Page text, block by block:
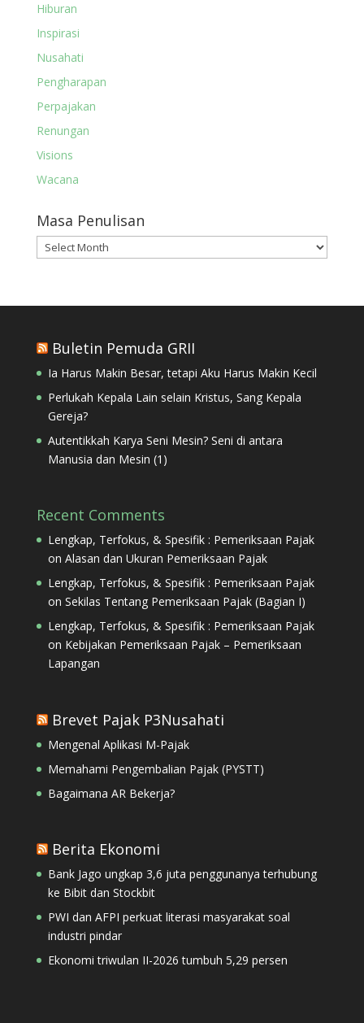
Hiburan
Inspirasi
Nusahati
Pengharapan
Perpajakan
Renungan
Visions
Wacana
Masa Penulisan
Masa
Penulisan
Buletin Pemuda GRII
Ia Harus Makin Besar, tetapi Aku Harus Makin Kecil
Perlukah Kepala Lain selain Kristus, Sang Kepala
Gereja?
Autentikkah Karya Seni Mesin? Seni di antara
Manusia dan Mesin (1)
Recent Comments
Lengkap, Terfokus, & Spesifik : Pemeriksaan Pajak
on Alasan dan Ukuran Pemeriksaan Pajak
Lengkap, Terfokus, & Spesifik : Pemeriksaan Pajak
on Sekilas Tentang Pemeriksaan Pajak (Bagian I)
Lengkap, Terfokus, & Spesifik : Pemeriksaan Pajak
on Kebijakan Pemeriksaan Pajak – Pemeriksaan
Lapangan
Brevet Pajak P3Nusahati
Mengenal Aplikasi M-Pajak
Memahami Pengembalian Pajak (PYSTT)
Bagaimana AR Bekerja?
Berita Ekonomi
Bank Jago ungkap 3,6 juta penggunanya terhubung
ke Bibit dan Stockbit
PWI dan AFPI perkuat literasi masyarakat soal
industri pindar
Ekonomi triwulan II-2026 tumbuh 5,29 persen